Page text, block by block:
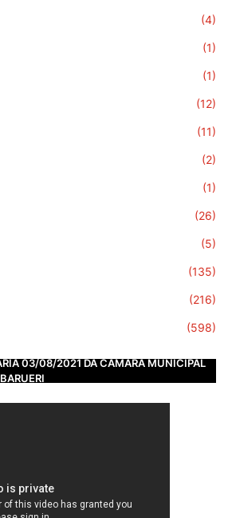
(4)
(1)
(1)
(12)
(11)
(2)
(1)
(26)
(5)
(135)
(216)
(598)
03/08/2021 DA CÂMARA MUNICIPAL